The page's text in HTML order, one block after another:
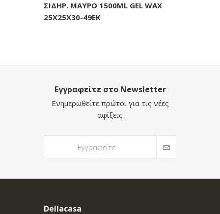
ΣΙΔΗΡ. ΜΑΥΡΟ 1500ML GEL WAX
25Χ25Χ30-49ΕΚ
Εγγραφείτε στο Newsletter
Ενημερωθείτε πρώτοι για τις νέες
αφίξεις
Dellacasa